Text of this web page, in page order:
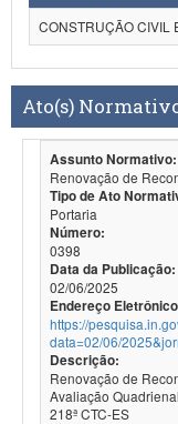
CONSTRUÇÃO CIVIL
Ato(s)
Assunto Normativo:
Renovação de
Tipo de Ato
Portaria
Número:
0398
Data da Publicação:
02/06/2025
Endereço
https://
data=02/06/
Descrição:
Renovação de
Avaliação
218ª CTC-ES